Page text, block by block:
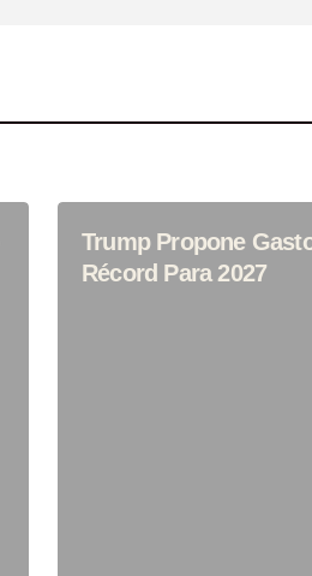
Trump Propone
Récord Para 2027